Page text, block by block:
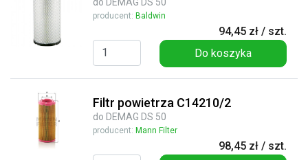
producent: Baldwin
94,45 zł / szt.
Do koszyka
Filtr powietrza C14210/2
do DEMAG DS 50
producent: Mann Filter
98,45 zł / szt.